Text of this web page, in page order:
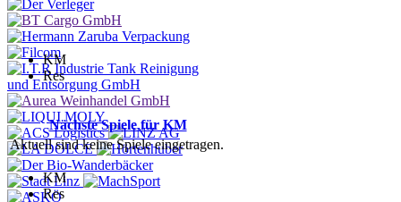
KM
Res
Nächste Spiele für KM
Aktuell sind keine Spiele eingetragen.
KM
Res